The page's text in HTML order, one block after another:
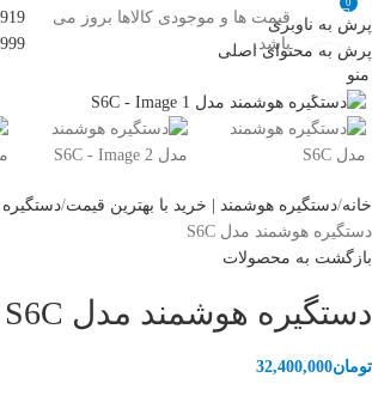
پرش به ناوبری
پرش به محتوای اصلی
قیمت ها و موجودی کالاها بروز می
باشد.
منو
خانه دستگیره هوشمند | خرید با بهترین قیمت دستگیره
دستگیره هوشمند مدل S6C
بازگشت به محصولات
دستگیره هوشمند مدل S6C
تومان32,400,000
0